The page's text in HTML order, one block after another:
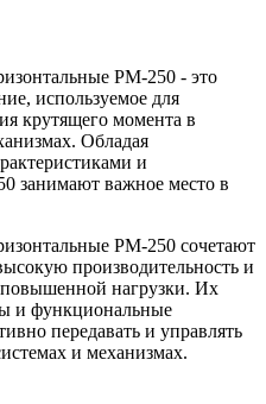
РМ-250 - это
используемое для
крутящего момента в
Обладая
и
занимают важное место в
РМ-250 сочетают
производительность и
нагрузки. Их
и функциональные
передавать и управлять
и механизмах.